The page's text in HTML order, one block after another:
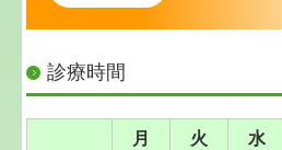
2015.01.09...スギ花粉症に対
（シダトレン療法）を始めま
スギ花粉症に対する、舌下
ご希望の方は、ご相談下さい
診療時間
月 火 水